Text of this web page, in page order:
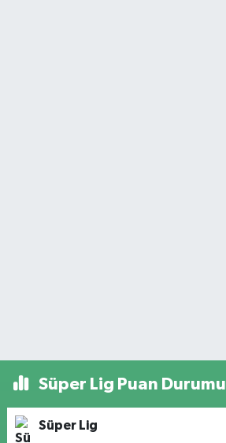
Süper Lig Puan Durumu
Süper Lig